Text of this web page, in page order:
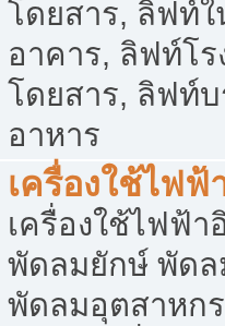
โดยสาร, ลิฟท์
อาคาร, ลิฟท์โ
โดยสาร, ลิฟท์
อาหาร
เครื่องใช้ไฟฟ้
เครื่องใช้ไฟฟ้า
พัดลมยักษ์ พัด
พัดลมอุตสาหก